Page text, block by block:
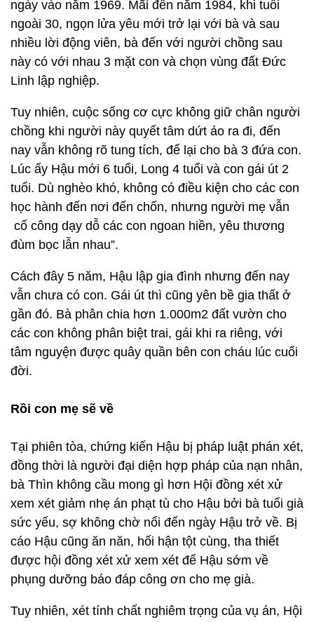
ngày vào năm 1969. Mãi đến năm 1984, khi tuổi
ngoài 30, ngọn lửa yêu mới trở lại với bà và sau
nhiều lời động viên, bà đến với người chồng sau
này có với nhau 3 mặt con và chọn vùng đất Đức
Linh lập nghiệp.
Tuy nhiên, cuộc sống cơ cực không giữ chân người
chồng khi người này quyết tâm dứt áo ra đi, đến
nay vẫn không rõ tung tích, để lại cho bà 3 đứa con.
Lúc ấy Hậu mới 6 tuổi, Long 4 tuổi và con gái út 2
tuổi. Dù nghèo khó, không có điều kiện cho các con
học hành đến nơi đến chốn, nhưng người mẹ vẫn
cố công dạy dỗ các con ngoan hiền, yêu thương
đùm bọc lẫn nhau”.
Cách đây 5 năm, Hậu lập gia đình nhưng đến nay
vẫn chưa có con. Gái út thì cũng yên bề gia thất ở
gần đó. Bà phân chia hơn 1.000m2 đất vườn cho
các con không phân biệt trai, gái khi ra riêng, với
tâm nguyện được quây quần bên con cháu lúc cuối
đời.
Rồi con mẹ sẽ về
Tại phiên tòa, chứng kiến Hậu bị pháp luật phán xét,
đồng thời là người đại diện hợp pháp của nạn nhân,
bà Thìn không cầu mong gì hơn Hội đồng xét xử
xem xét giảm nhẹ án phạt tù cho Hậu bởi bà tuổi già
sức yếu, sợ không chờ nổi đến ngày Hậu trở về. Bị
cáo Hậu cũng ăn năn, hối hận tột cùng, tha thiết
được hội đồng xét xử xem xét để Hậu sớm về
phụng dưỡng báo đáp công ơn cho mẹ già.
Tuy nhiên, xét tính chất nghiêm trọng của vụ án, Hội